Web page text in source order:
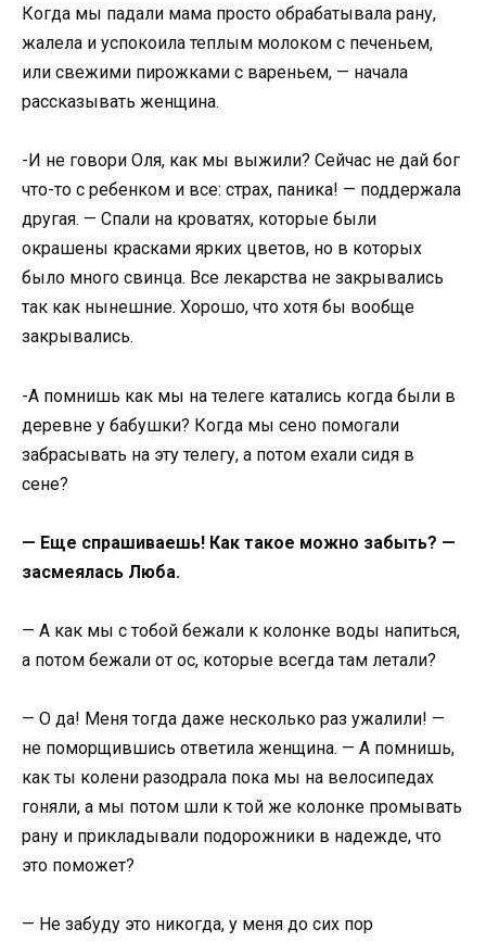
Когда мы падали мама просто обрабатывала рану,
жалела и успокоила теплым молоком с печеньем,
или свежими пирожками с вареньем, — начала
рассказывать женщина.
-И не говори Оля, как мы выжили? Сейчас не дай бог
что-то с ребенком и все: страх, паника! — поддержала
другая. — Спали на кроватях, которые были
окрашены красками ярких цветов, но в которых
было много свинца. Все лекарства не закрывались
так как нынешние. Хорошо, что хотя бы вообще
закрывались.
-А помнишь как мы на телеге катались когда были в
деревне у бабушки? Когда мы сено помогали
забрасывать на эту телегу, а потом ехали сидя в
сене?
— Еще спрашиваешь! Как такое можно забыть? —
засмеялась Люба.
— А как мы с тобой бежали к колонке воды напиться,
а потом бежали от ос, которые всегда там летали?
— О да! Меня тогда даже несколько раз ужалили! —
не поморщившись ответила женщина. — А помнишь,
как ты колени разодрала пока мы на велосипедах
гоняли, а мы потом шли к той же колонке промывать
рану и прикладывали подорожники в надежде, что
это поможет?
— Не забуду это никогда, у меня до сих пор